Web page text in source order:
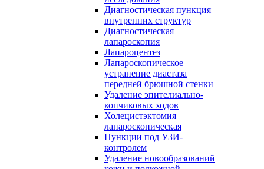
Диагностическая пункция
внутренних структур
Диагностическая
лапароскопия
Лапароцентез
Лапароскопическое
устранение диастаза
передней брюшной стенки
Удаление эпителиально-
копчиковых ходов
Холецистэктомия
лапароскопическая
Пункции под УЗИ-
контролем
Удаление новообразований